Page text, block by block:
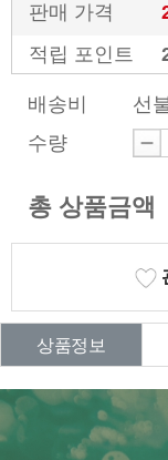
판매 가격
적립 포인트
배송비
선
수량
총 상품금액
상품정보
상품Q&A